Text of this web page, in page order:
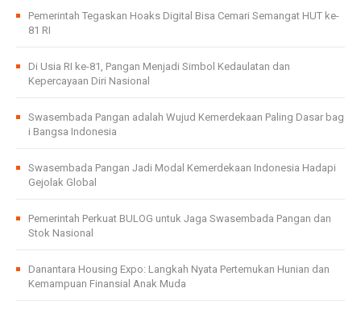
Pemerintah Tegaskan Hoaks Digital Bisa Cemari Semangat HUT ke-
81 RI
Di Usia RI ke-81, Pangan Menjadi Simbol Kedaulatan dan
Kepercayaan Diri Nasional
Swasembada Pangan adalah Wujud Kemerdekaan Paling Dasar bag
i Bangsa Indonesia
Swasembada Pangan Jadi Modal Kemerdekaan Indonesia Hadapi
Gejolak Global
Pemerintah Perkuat BULOG untuk Jaga Swasembada Pangan dan
Stok Nasional
Danantara Housing Expo: Langkah Nyata Pertemukan Hunian dan
Kemampuan Finansial Anak Muda